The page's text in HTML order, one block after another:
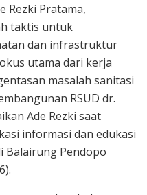
Rezki Pratama,
taktis untuk
dan infrastruktur
utama dari kerja
masalah sanitasi
RSUD dr.
Ade Rezki saat
informasi dan edukasi
Balairung Pendopo